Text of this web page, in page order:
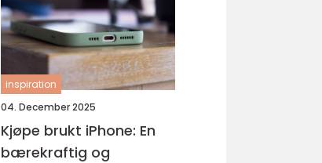
inspiration
04. December 2025
Kjøpe brukt iPhone: En
bærekraftig og